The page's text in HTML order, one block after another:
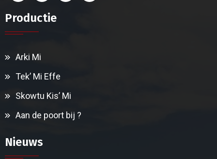
Productie
Arki Mi
Tek’ Mi Effe
Skowtu Kis’ Mi
Aan de poort bij ?
Nieuws